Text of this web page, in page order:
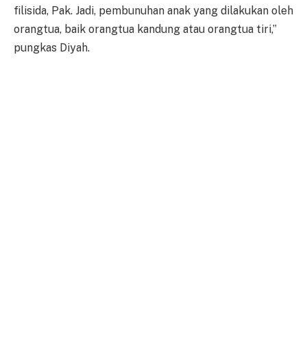
filisida, Pak. Jadi, pembunuhan anak yang dilakukan oleh
orangtua, baik orangtua kandung atau orangtua tiri,”
pungkas Diyah.